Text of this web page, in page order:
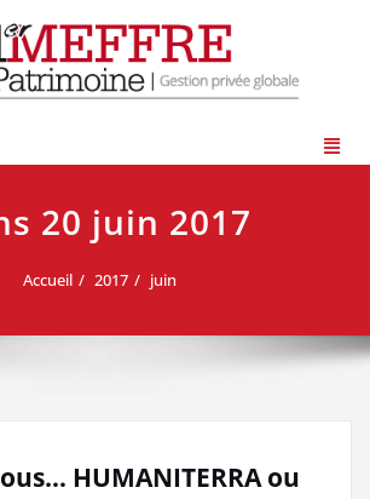
20 juin 2017
Accueil 2017 juin
HUMANITERRA ou